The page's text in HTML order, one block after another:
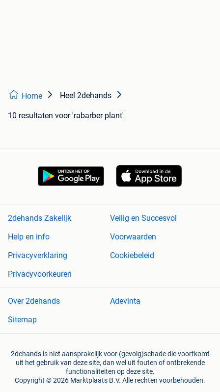
Home Heel 2dehands
10 resultaten voor 'rabarber plant'
2dehands Zakelijk
Veilig en Succesvol
Help en info
Voorwaarden
Privacyverklaring
Cookiebeleid
Privacyvoorkeuren
Over 2dehands
Adevinta
Sitemap
2dehands is niet aansprakelijk voor (gevolg)schade die voortkomt
uit het gebruik van deze site, dan wel uit fouten of ontbrekende
functionaliteiten op deze site.
Copyright © 2026 Marktplaats B.V. Alle rechten voorbehouden.